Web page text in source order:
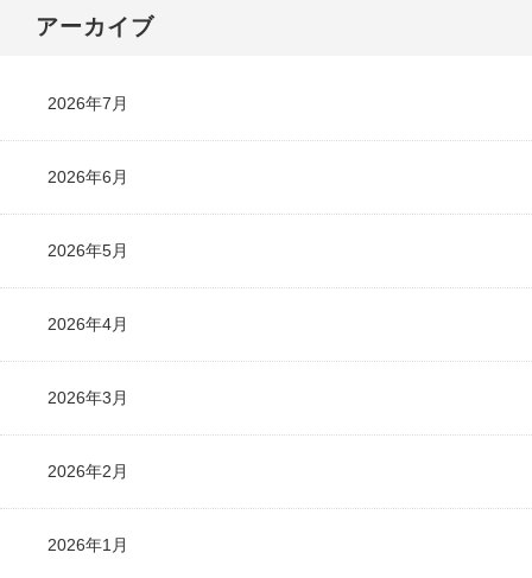
アーカイブ
2026年7月
2026年6月
2026年5月
2026年4月
2026年3月
2026年2月
2026年1月